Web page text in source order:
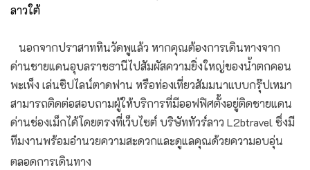
ลาวใต้
นอกจากปราสาทหินวัดพูแล้ว หากคุณต้องการเดินทางจาก
ด่านชายแดนอุบลราชธานีไปสัมผัสความยิ่งใหญ่ของน้ำตกคอน
พะเพ็ง เล่นซิปไลน์ตาดฟาน หรือท่องเที่ยวสัมมนาแบบกรุ๊ปเหมา
สามารถติดต่อสอบถามผู้ให้บริการที่มีออฟฟิศตั้งอยู่ติดชายแดน
ด่านช่องเม็กได้โดยตรงที่เว็บไซต์ ⁠บริษัททัวร์ลาว L2btravel ซึ่งมี
ทีมงานพร้อมอำนวยความสะดวกและดูแลคุณด้วยความอบอุ่น
ตลอดการเดินทาง